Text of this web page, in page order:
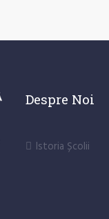
Despre Noi
Istoria Școlii